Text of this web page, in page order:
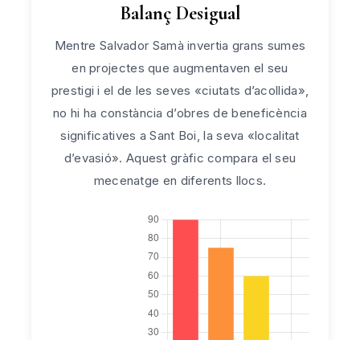
Balanç Desigual
Mentre Salvador Samà invertia grans sumes
en projectes que augmentaven el seu
prestigi i el de les seves «ciutats d’acollida»,
no hi ha constància d’obres de beneficència
significatives a Sant Boi, la seva «localitat
d’evasió». Aquest gràfic compara el seu
mecenatge en diferents llocs.